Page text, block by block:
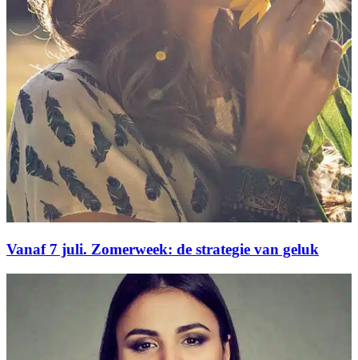
Vanaf 7 juli. Zomerweek: de strategie van geluk